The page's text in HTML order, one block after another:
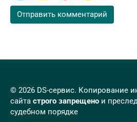
© 2026 DS-сервис. Копирование
сайта строго запрещено и
судебном порядке